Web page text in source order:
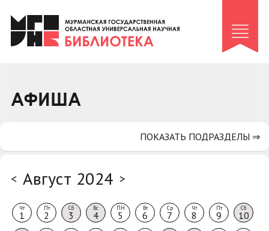
Клуб «Гиря и сельдерей»
Клуб «Семейный архив»
Коллегам
АФИША
< Август 2024 >
Чт
1
Пт
2
Сб
3
Вс
4
ПН
5
Вт
6
Ср
7
Чт
8
Пт
9
Сб
10
ПОКАЗАТЬ ПОДРАЗДЕЛЫ ⇒